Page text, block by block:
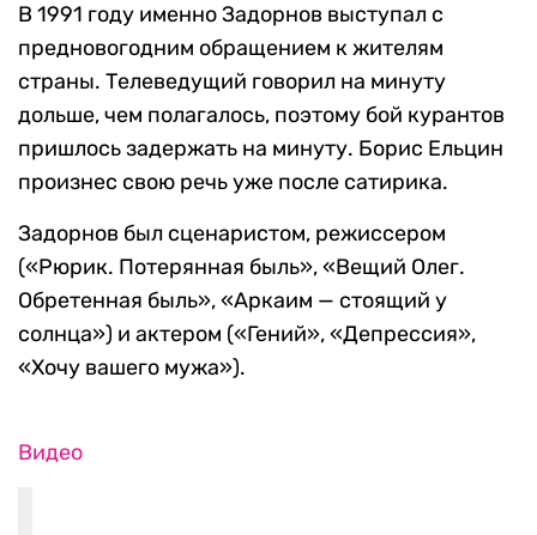
В 1991 году именно Задорнов выступал с
предновогодним обращением к жителям
страны. Телеведущий говорил на минуту
дольше, чем полагалось, поэтому бой курантов
пришлось задержать на минуту. Борис Ельцин
произнес свою речь уже после сатирика.
Задорнов был сценаристом, режиссером
(«Рюрик. Потерянная быль», «Вещий Олег.
Обретенная быль», «Аркаим — стоящий у
солнца») и актером («Гений», «Депрессия»,
«Хочу вашего мужа»).
Видео